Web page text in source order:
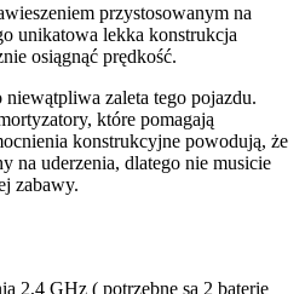
przystosowanym na
unikatowa lekka konstrukcja
osiągnąć prędkość.
zaleta tego pojazdu.
które pomagają
konstrukcyjne powodują, że
na uderzenia, dlatego nie musicie
zabawy.
2,4 GHz ( potrzebne są 2 baterie